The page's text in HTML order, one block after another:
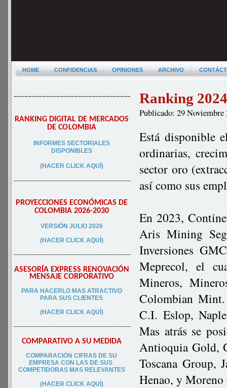
HOME CONFIDENCIAS OPINIONES ARCHIVO
–––––––––––––––––––––––––––––––––
RANKING DIGITAL DE MERCADOS
DE COLOMBIA
INFORMES SECTORIALES
DISPONIBLES
(HACER CLICK AQUÍ)
–––––––––––––––––––––––––––––––––
PROYECCIONES ECONÓMICAS DE
COLOMBIA 2026-2030
VERSIÓN JULIO 2026
(HACER CLICK AQUÍ)
–––––––––––––––––––––––––––––––––
ASESORÍA EXPRESS RENOVACIÓN
MENSAJE CORPORATIVO
PARA HACERLO MAS ATRACTIVO
PARA SUS CLIENTES
(HACER CLICK AQUÍ)
–––––––––––––––––––––––––––––––––
COMPARATIVO A SU MEDIDA
COMPARACIÓN CIFRAS DE SU
EMPRESA CON LAS DE SUS
COMPETIDORAS MAS RELEVANTES
(HACER CLICK AQUÍ)
Ranking
Publicado: 29 Noviembre
Está disponible
ordinarias,
sector oro
así como sus
En 2023,
Aris Mining
Inversiones
Meprecol, el
Mineros,
Colombian Mint.
C.I. Eslop,
Mas atrás se
Antioquia Gold,
Toscana Group,
Henao, y